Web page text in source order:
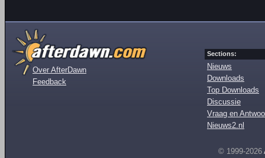
Over AfterDawn
Feedback
Sections:
Nieuws
Downloads
Top Downloads
Discussie
Vraag en
Nieuws2.nl
© 1999-2026